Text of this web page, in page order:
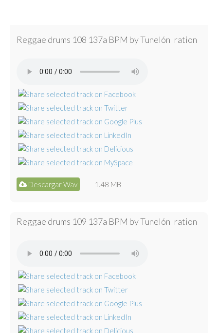
Reggae drums 108 137a BPM by Tunelón Iration
Descargar Wav 1.48 MB
Reggae drums 109 137a BPM by Tunelón Iration